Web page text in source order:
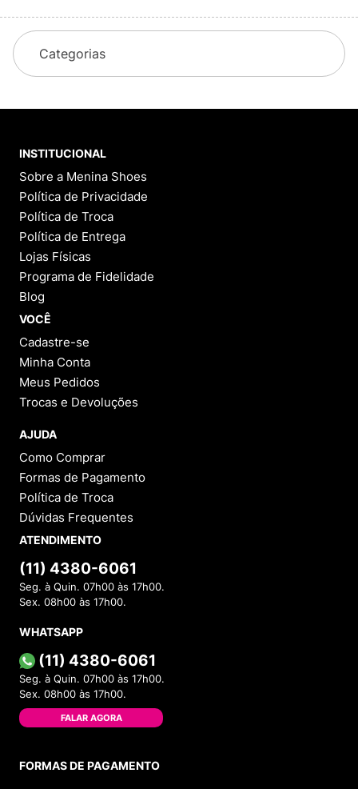
Categorias
INSTITUCIONAL
Sobre a Menina Shoes
Política de Privacidade
Política de Troca
Política de Entrega
Lojas Físicas
Programa de Fidelidade
Blog
VOCÊ
Cadastre-se
Minha Conta
Meus Pedidos
Trocas e Devoluções
AJUDA
Como Comprar
Formas de Pagamento
Política de Troca
Dúvidas Frequentes
ATENDIMENTO
(11) 4380-6061
Seg. à Quin. 07h00 às 17h00.
Sex. 08h00 às 17h00.
WHATSAPP
(11) 4380-6061
Seg. à Quin. 07h00 às 17h00.
Sex. 08h00 às 17h00.
FALAR AGORA
FORMAS DE PAGAMENTO